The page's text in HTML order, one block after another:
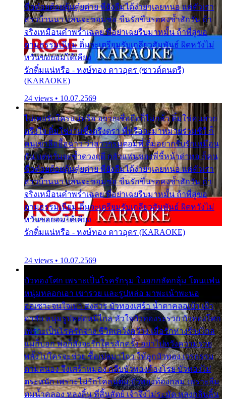
ชื่อต๋อยต้อยตุ้มตุ๋ยต่าย พี่ยังลืมได้ง่ายๆเลยหนอ แค่ตัวเรา
สาวบ้านนา แสนจะซอมซ่อ ขืนรักขืนรอคงช้ำสักวัน ถ้า
จริงเหมือนคำพร่ำเฉลย พี่อย่าเฉยรีบมาหมั้น ถ้าพี่สู่ขอ
ตามธรรมเนียม ติ๋มจะเตรียมรับเกลียวสัมพันธ์ ผิดหวังไม่
หวั่นขอยอมได้เคียง
รักติ๋มแน่หรือ - หงษ์ทอง ดาวอุดร (ซาวด์ดนตรี)
(KARAOKE)
24 views • 10.07.2569
ไม่เคยรักใครแน่หรือ อยากเชื่อถือก็ไม่กล้า ติ๋มใช่คนสวย
ตรึงใจ ติ๋มใช่งามซึ้งตรึงตรา พี่หรือจะมาหมายร่วมชีวี ก็
คนเขาลืออื้อฉาว ว่าสาวๆรุมตอมพี่ ติ๋มอยากรับรักเหมือน
กัน แต่หวั่นจะช้ำดวงฤดี กลัวแฟนของพี่ชี้หน้าด่าทอ ก็คน
ชื่อต๋อยต้อยตุ้มตุ๋ยต่าย พี่ยังลืมได้ง่ายๆเลยหนอ แค่ตัวเรา
สาวบ้านนา แสนจะซอมซ่อ ขืนรักขืนรอคงช้ำสักวัน ถ้า
จริงเหมือนคำพร่ำเฉลย พี่อย่าเฉยรีบมาหมั้น ถ้าพี่สู่ขอ
ตามธรรมเนียม ติ๋มจะเตรียมรับเกลียวสัมพันธ์ ผิดหวังไม่
หวั่นขอยอมได้เคียง
รักติ๋มแน่หรือ - หงษ์ทอง ดาวอุดร (KARAOKE)
24 views • 10.07.2569
บัวทองโศก เพราะเป็นโรครักรุม ในอกกลัดกลุ้ม โดนแฟน
หนุ่มหลอกเอา เขารวย และรูปหล่อ มาพะเน้าพะนอ
ออเซาะจนใจเบา สงสาร บัวทองเศร้า น้ำตาคลอเบ้า เฝ้า
อาลัย หนุ่มรูปหล่อหนีไกล หัวใจบัวทองระรวย บัวทองโศก
เพราะเป็นโรครักจาง ชีวิตเคว้งคว้าง เมื่อรักห่างร้างไกล
แม่ก็บอก พ่อก็สั่งจะรักใครสักครั้ง อย่าไปหวังความรวย
พลั้งไปใครจะช่วย ซื้อเปลมาไกว ให้ลูกบัวทอง เวรกรรม
ตามสนอง จึงเศร้าหมอง กลีบบัวทองต้องโรย บัวทองไม่
ตระหนัก เพราะไม่รักโคลนตม บัวทองท้องกลม เพราะลืม
ตมน้ำคลอง หลงลิ้น ที่สิ้นสัตย์ เจ้าจึงไม่ระมัด หลงกลิ่นลิ้น